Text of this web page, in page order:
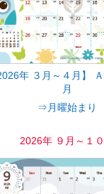
2026年 ３月～４月】
月
⇒月曜始まり
2026年 ９月～１